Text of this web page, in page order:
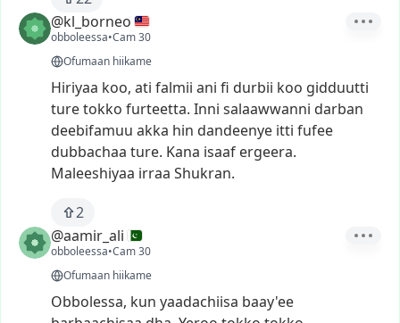
@kl_borneo
obboleessa•Cam 30
Ofumaan hiikame
Hiriyaa koo, ati falmii ani fi durbii koo gidduutti
turetokko furteetta. Inni salaawwanni darban
deebifamuu akka hin dandeenye itti fufee
dubbachaa ture. Kana isaaf ergeera.
Maleeshiyaa irraa Shukran.
2
@aamir_ali
obboleessa•Cam 30
Ofumaan hiikame
Obbolessa, kun yaadachiisa baay'ee